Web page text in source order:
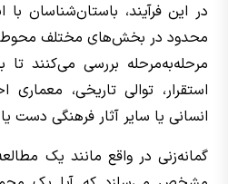
در این فرآیند، باستان‌شناسان
محدود در بخش‌های مختلف
مرحله‌به‌مرحله بررسی می‌کنند
استقرار، توالی تاریخی، معماری
انسانی یا سایر آثار فرهنگی دست
گمانه‌زنی در واقع مانند یک